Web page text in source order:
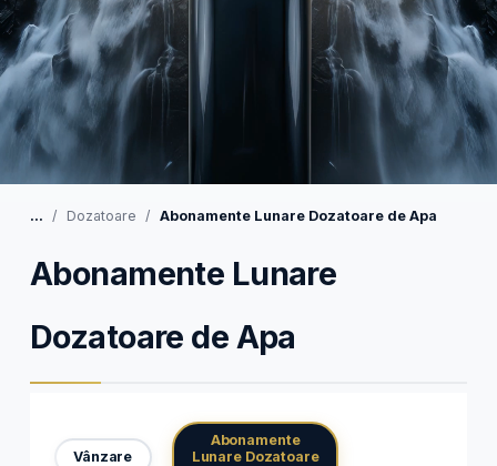
... Dozatoare Abonamente Lunare Dozatoare de Apa
Abonamente Lunare
Dozatoare de Apa
Vânzare
Abonamente
Lunare Dozatoare